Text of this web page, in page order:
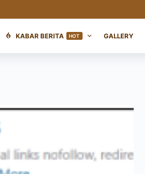
KABAR BERITA HOT GALLERY